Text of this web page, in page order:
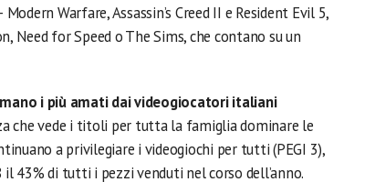
Warfare, Assassin’s Creed II e Resident Evil 5,
Need for Speed o The Sims, che contano su un
i più amati dai videogiocatori italiani
che vede i titoli per tutta la famiglia dominare le
a privilegiare i videogiochi per tutti (PEGI 3),
43% di tutti i pezzi venduti nel corso dell’anno.